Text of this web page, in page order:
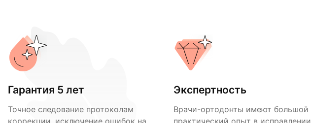
Гарантия 5 лет
Точное следование протоколам
Экспертность
Врачи-ортодонты имеют большой